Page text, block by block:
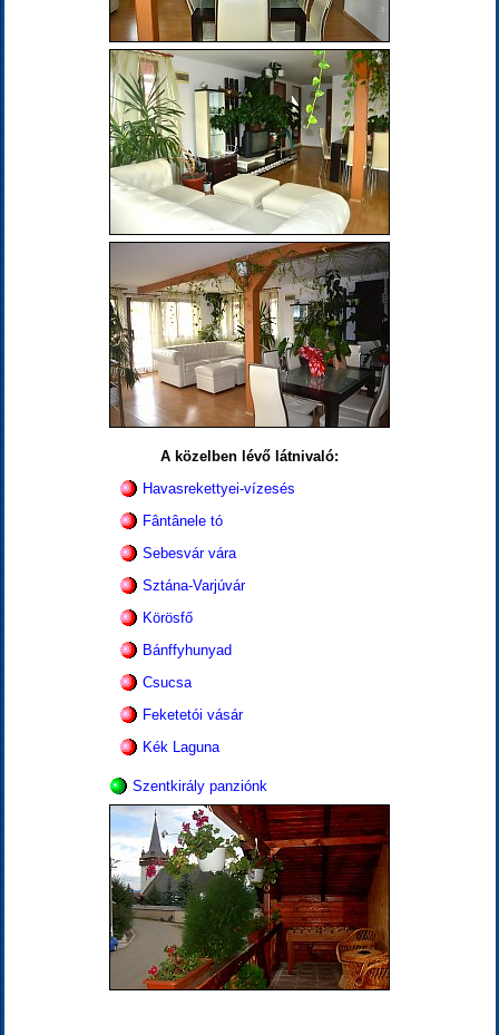
A közelben lévő látnivaló:
Havasrekettyei-vízesés
Fântânele tó
Sebesvár vára
Sztána-Varjúvár
Körösfő
Bánffyhunyad
Csucsa
Feketetói vásár
Kék Laguna
Szentkirály panziónk